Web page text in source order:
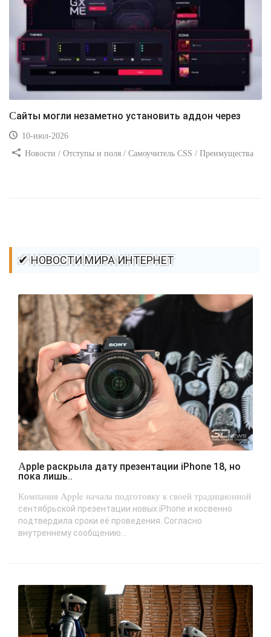
Сайты могли незаметно установить аддон через
10-июл-2026
Новости / Отступы и поля / Самоучитель CSS / Преимущества
✔ НОВОСТИ МИРА ИНТЕРНЕТ
Apple раскрыла дату презентации iPhone 18, но
пока лишь..
Компания Apple начала подготовку к своей традиционной
сентябрьской презентации новых iPhone и косвенно
подтвердила сроки её проведения. Согласно
внутреннему сообщению...